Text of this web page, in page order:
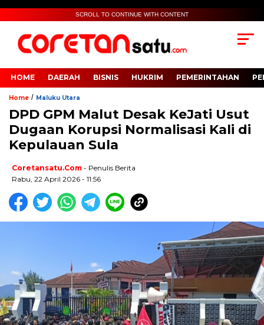
SCROLL TO CONTINUE WITH CONTENT
HOME DAERAH BISNIS HUKRIM PEMERINTAHAN
Home / Maluku Utara
DPD GPM Malut Desak KeJati Usut
Dugaan Korupsi Normalisasi Kali di
Kepulauan Sula
Coretansatu.com - Penulis Berita
Rabu, 22 April 2026 - 11:56